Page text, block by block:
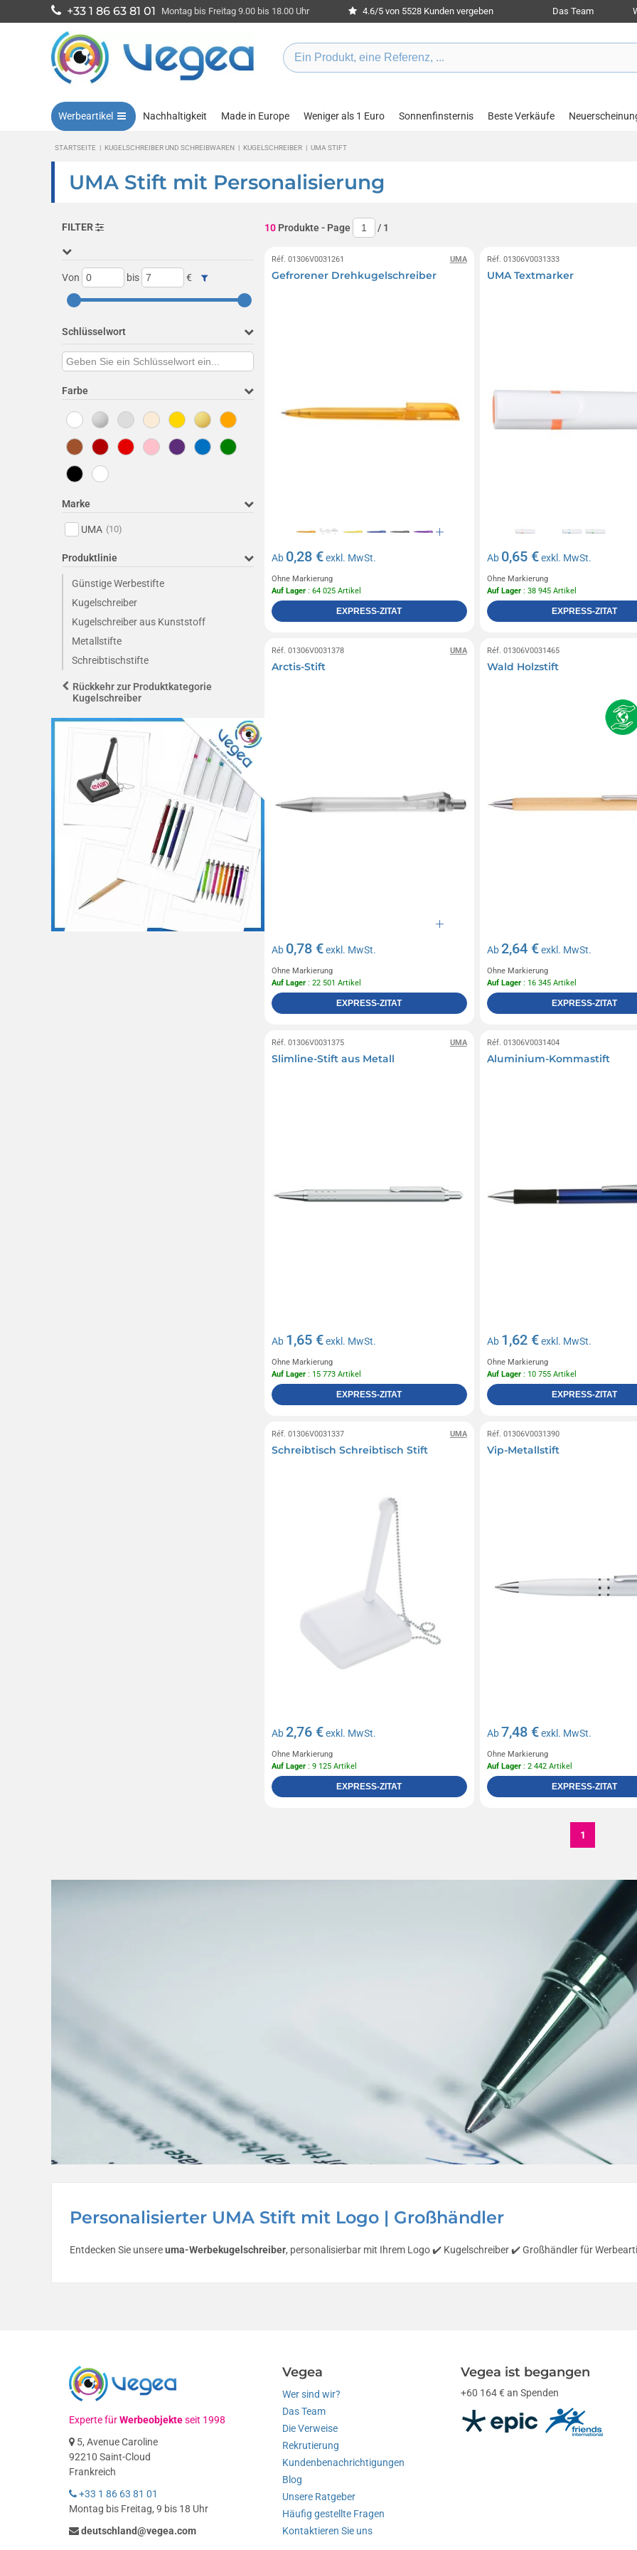
+33 1 86 63 81 01 Montag bis Freitag 9.00 bis 18.00 Uhr 4.6/5 von 5528 Kunden vergeben Das Team
Werbeartikel Nachhaltigkeit Made in Europe Weniger als 1 Euro Sonnenfinsternis Beste Verkäufe
STARTSEITE | KUGELSCHREIBER UND SCHREIBWAREN | KUGELSCHREIBER | UMA STIFT
UMA Stift mit Personalisierung
Personalisierter UMA Stift mit Logo | Großhändler
Entdecken Sie unsereuma-Werbekugelschreiber, personalisierbar mit Ihrem Logo ✔️ Kugelschreiber ✔️ Großhändler für
FILTER
Von bis €
Schlüsselwort
Farbe
Marke
UMA (10)
Produktlinie
Günstige Werbestifte
Kugelschreiber
Kugelschreiber aus Kunststoff
Metallstifte
Schreibtischstifte
Rückkehr zur Produktkategorie
Kugelschreiber
10 Produkte - Page / 1
UMA
Réf. 01306V0031261
Gefrorener Drehkugelschreiber
Ab 0,28 €exkl. MwSt.
Ohne Markierung
Auf Lager : 64 025 Artikel
EXPRESS-ZITAT
Réf. 01306V0031333
UMA Textmarker
Ab 0,65 €exkl. MwSt.
Ohne Markierung
Auf Lager: 38 945 Artikel
EXPRESS-ZITAT
UMA
Réf. 01306V0031378
Arctis-Stift
Ab 0,78 €exkl. MwSt.
Ohne Markierung
Auf Lager : 22 501 Artikel
EXPRESS-ZITAT
Réf. 01306V0031465
Wald Holzstift
Ab2,64 €exkl. MwSt.
Ohne Markierung
Auf Lager: 16 345 Artikel
EXPRESS-ZITAT
UMA
Réf. 01306V0031375
Slimline-Stift aus Metall
Ab 1,65 €exkl. MwSt.
Ohne Markierung
Auf Lager : 15 773 Artikel
EXPRESS-ZITAT
Réf. 01306V0031404
Aluminium-Kommastift
Ab 1,62 €exkl. MwSt.
Ohne Markierung
Auf Lager: 10 755 Artikel
EXPRESS-ZITAT
UMA
Réf. 01306V0031337
Schreibtisch Schreibtisch Stift
Ab2,76 €exkl. MwSt.
Ohne Markierung
Auf Lager : 9 125 Artikel
EXPRESS-ZITAT
Réf. 01306V0031390
Vip-Metallstift
Ab7,48 €exkl. MwSt.
Ohne Markierung
Auf Lager: 2 442 Artikel
EXPRESS-ZITAT
1
Experte fürWerbeobjekteseit 1998
5, Avenue Caroline
92210 Saint-Cloud
Frankreich
+33 1 86 63 81 01
Montag bis Freitag, 9 bis 18 Uhr
deutschland@vegea.com
Vegea
Wer sind wir?
Das Team
Die Verweise
Rekrutierung
Kundenbenachrichtigungen
Blog
Unsere Ratgeber
Häufig gestellte Fragen
Kontaktieren Sie uns
Vegea ist begangen
+60 164 € an Spenden